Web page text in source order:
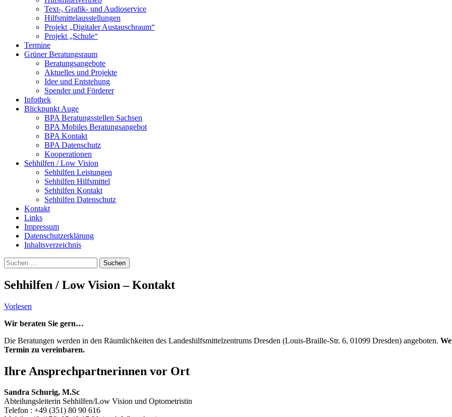
Text-, Grafik- und Audioservice
Hilfsmittelausstellungen
Projekt „Digitaler Austauschraum“
Projekt „Schule“
Termine
Grüner Beratungsraum
Beratungsangebote
Aktuelles und Projekte
Idee und Entstehung
Spender und Förderer
Infothek
Blickpunkt Auge
BPA Beratungsstellen Sachsen
BPA Mobiles Beratungsangebot
BPA Kontakt
BPA Datenschutz
Kooperationen
Sehhilfen / Low Vision
Sehhilfen Leistungen
Sehhilfen Hilfsmittel
Sehhilfen Kontakt
Sehhilfen Datenschutz
Kontakt
Links
Impressum
Datenschutzerklärung
Inhaltsverzeichnis
Suche
Suchen
nach:
Sehhilfen / Low Vision – Kontakt
Vorlesen
Wir beraten Sie gern…
Die Beratungen werden in den Räumlichkeiten des Landeshilfsmittelzentrums Dresden (Louis-Braille-Str. 6, 01099 Dresden) angeboten.
Termin zu vereinbaren.
Ihre Ansprechpartnerinnen vor Ort
Sandra Schurig, M.Sc
Abteilungsleiterin Sehhilfen/Low Vision und Optometristin
Telefon : +49 (351) 80 90 616